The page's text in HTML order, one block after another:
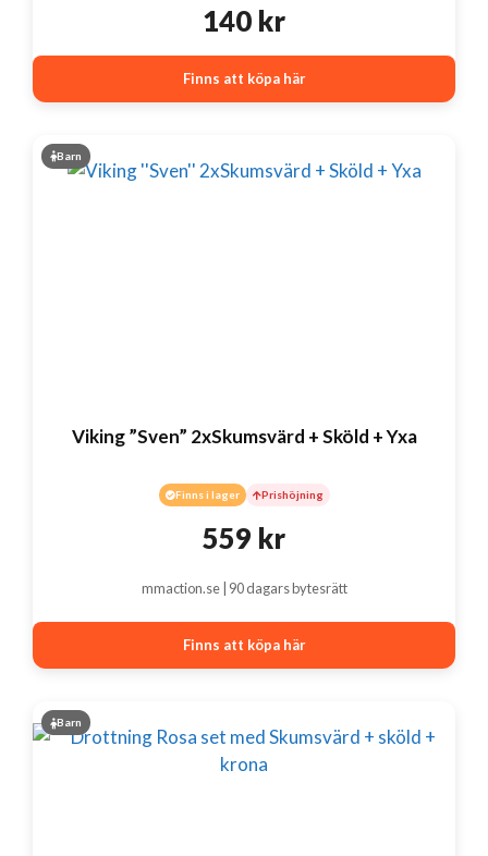
140 kr
Finns att köpa här
Barn
Viking ”Sven” 2xSkumsvärd + Sköld + Yxa
Finns i lager Prishöjning
559 kr
mmaction.se | 90 dagars bytesrätt
Finns att köpa här
Barn